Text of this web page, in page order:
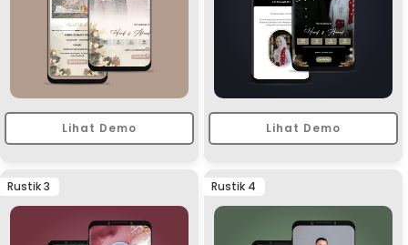
Lihat Demo Lihat Demo
Rustik 3 Rustik 4